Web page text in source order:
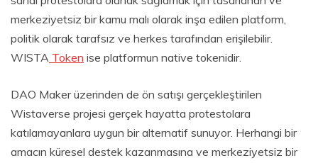
merkeziyetsiz bir kamu malı olarak inşa edilen platform,
politik olarak tarafsız ve herkes tarafından erişilebilir.
WISTA Token ise platformun native tokenidir.
DAO Maker üzerinden de ön satışı gerçekleştirilen
Wistaverse projesi gerçek hayatta protestolara
katılamayanlara uygun bir alternatif sunuyor. Herhangi bir
amacın küresel destek kazanmasına ve merkeziyetsiz bir